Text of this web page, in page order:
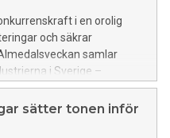
i en orolig
och säkrar
samlar
i Sverige –
för samtal om några
för svensk industri.
sätter tonen inför